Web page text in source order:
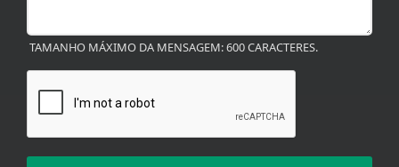
TAMANHO MÁXIMO DA MENSAGEM: 600 CARACTERES.